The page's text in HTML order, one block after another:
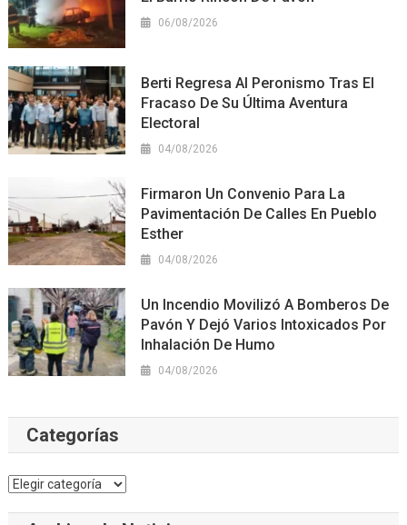
06/08/2026
Berti Regresa Al Peronismo Tras El
Fracaso De Su Última Aventura
Electoral
04/08/2026
Firmaron Un Convenio Para La
Pavimentación De Calles En Pueblo
Esther
04/08/2026
Un Incendio Movilizó A Bomberos De
Pavón Y Dejó Varios Intoxicados Por
Inhalación De Humo
04/08/2026
Categorías
Categorías